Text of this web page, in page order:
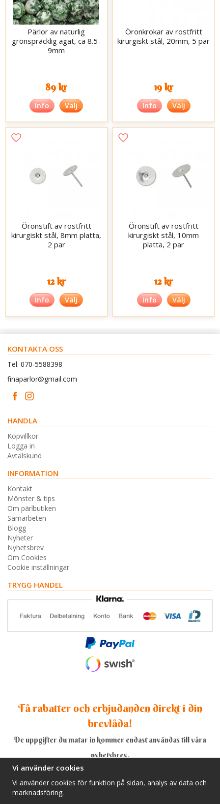
Pärlor av naturlig
grönspräcklig agat, ca 8.5-
9mm
89 kr
Info Välj
Öronkrokar av rostfritt
kirurgiskt stål, 20mm, 5 par
19 kr
Info Välj
Öronstift av rostfritt
kirurgiskt stål, 8mm platta,
2 par
12 kr
Info Välj
Öronstift av rostfritt
kirurgiskt stål, 10mm
platta, 2 par
12 kr
Info Välj
KONTAKTA OSS
Tel. 070-5588398
finaparlor@gmail.com
HANDLA
Köpvillkor
Logga in
Avtalskund
INFORMATION
Kontakt
Mönster & tips
Om pärlbutiken
Samarbeten
Blogg
Nyheter
Nyhetsbrev
Om Cookies
Cookie inställningar
TRYGG HANDEL
Få rabatter och erbjudanden direkt i din
brevlåda!
De uppgifter du matar in kommer endast användas till våra
nyhetsbrev.
Vi använder cookies
Vi använder cookies för funktion på sidan, analys av data och
marknadsföring.